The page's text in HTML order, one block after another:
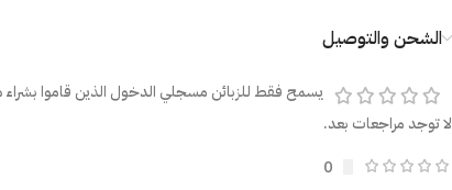
الشحن والتوصيل
لا توجد مراجعات بعد.
0
يسمح فقط للزبائن مسجلي الدخول الذين قاموا بشراء